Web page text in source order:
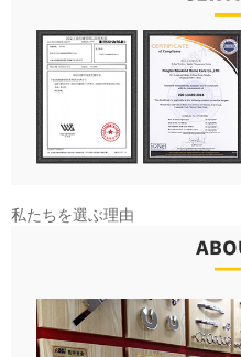
私たちを選ぶ理由